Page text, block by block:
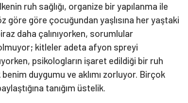
ruh sağlığı, organize bir yapılanma ile
göre göre çocuğundan yaşlısına her yaştaki
daha çalınıyorken, sorumlular
kitleler adeta afyon spreyi
psikologların işaret edildiği bir ruh
duygumu ve aklımı zorluyor. Birçok
tanığım üstelik.